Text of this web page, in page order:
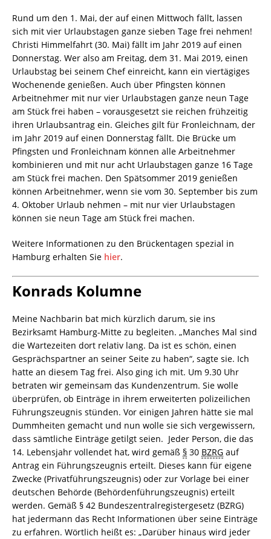
Rund um den 1. Mai, der auf einen Mittwoch fällt, lassen
sich mit vier Urlaubstagen ganze sieben Tage frei nehmen!
Christi Himmelfahrt (30. Mai) fällt im Jahr 2019 auf einen
Donnerstag. Wer also am Freitag, dem 31. Mai 2019, einen
Urlaubstag bei seinem Chef einreicht, kann ein viertägiges
Wochenende genießen. Auch über Pfingsten können
Arbeitnehmer mit nur vier Urlaubstagen ganze neun Tage
am Stück frei haben – vorausgesetzt sie reichen frühzeitig
ihren Urlaubsantrag ein. Gleiches gilt für Fronleichnam, der
im Jahr 2019 auf einen Donnerstag fällt. Die Brücke um
Pfingsten und Fronleichnam können alle Arbeitnehmer
kombinieren und mit nur acht Urlaubstagen ganze 16 Tage
am Stück frei machen. Den Spätsommer 2019 genießen
können Arbeitnehmer, wenn sie vom 30. September bis zum
4. Oktober Urlaub nehmen – mit nur vier Urlaubstagen
können sie neun Tage am Stück frei machen.
Weitere Informationen zu den Brückentagen spezial in
Hamburg erhalten Sie hier.
Konrads Kolumne
Meine Nachbarin bat mich kürzlich darum, sie ins
Bezirksamt Hamburg-Mitte zu begleiten. „Manches Mal sind
die Wartezeiten dort relativ lang. Da ist es schön, einen
Gesprächspartner an seiner Seite zu haben“, sagte sie. Ich
hatte an diesem Tag frei. Also ging ich mit. Um 9.30 Uhr
betraten wir gemeinsam das Kundenzentrum. Sie wolle
überprüfen, ob Einträge in ihrem erweiterten polizeilichen
Führungszeugnis stünden. Vor einigen Jahren hätte sie mal
Dummheiten gemacht und nun wolle sie sich vergewissern,
dass sämtliche Einträge getilgt seien. Jeder Person, die das
14. Lebensjahr vollendet hat, wird gemäß § 30 BZRG auf
Antrag ein Führungszeugnis erteilt. Dieses kann für eigene
Zwecke (Privatführungszeugnis) oder zur Vorlage bei einer
deutschen Behörde (Behördenführungszeugnis) erteilt
werden. Gemäß § 42 Bundeszentralregistergesetz (BZRG)
hat jedermann das Recht Informationen über seine Einträge
zu erfahren. Wörtlich heißt es: „Darüber hinaus wird jeder